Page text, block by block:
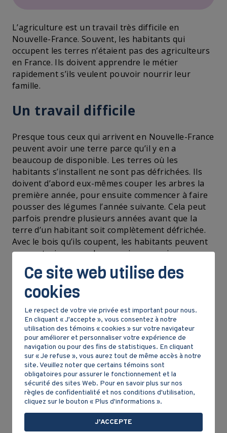
L’agriculture est un travail très difficile en
Nouvelle-France. Souvent, les habitants qui
occupent les terres n’étaient pas des agriculteurs
en France. Ils doivent apprendre le métier
rapidement s’ils veulent pouvoir nourrir leur
famille.
Un travail difficile
Presque tous ceux qui arrivent en Nouvelle-France
peuvent avoir une terre parce qu’il y en a
beaucoup de disponible. Les terres où les
habitants s’installent ne sont pas défrichées. Ils
doivent d’abord eux-mêmes couper les arbres la
première année, pour ensuite commencer à faire
pousser des légumes l’année suivante. Cela peut
parfois prendre plusieurs années avant que la
terre d’un habitant soit complètement défrichée.
Avec le bois qu’ils coupent, les habitants peuvent
se construire une cabane, puis une maison
quelques années plus tard.
Une agriculture familiale
Ce site web utilise des
cookies
Le respect de votre vie privée est important pour nous.
En cliquant « J'accepte », vous consentez à notre
utilisation des témoins « cookies » sur votre navigateur
pour améliorer et personnaliser votre expérience de
navigation ou pour des fins de statistiques. En cliquant
sur « Je refuse », vous aurez tout de même accès à notre
site. Veuillez noter que certains témoins sont
obligatoires pour assurer le fonctionnement et la
sécurité des sites Web. Pour en savoir plus sur nos
règles de confidentialité et nos conditions d'utilisation,
cliquez sur le bouton « Plus d'informations ».
J'ACCEPTE